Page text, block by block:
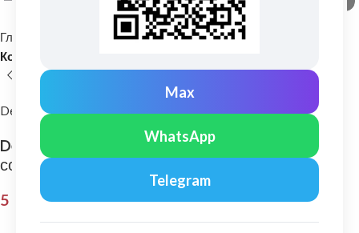
Max
WhatsApp
Telegram
Главная Изоляция, Утеплители Гидро-, пароизоляция
Комплектующие
Delta
Delta: Flexx-Band F 100 односторонняя
соединительная лента 100мм х 10м.п.
5 380,00₽